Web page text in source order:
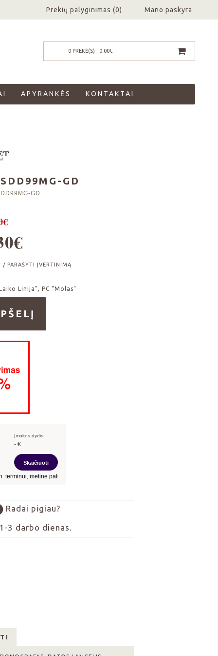
Prekių palyginimas (0) Mano paskyra
0 PREKĖ(S) - 0.00€
APYRANKĖS KONTAKTAI
GD
GD
/ PARAŠYTI ĮVERTINIMĄ
Linija", PC "Molas"
Radai pigiau?
3 darbo dienas.